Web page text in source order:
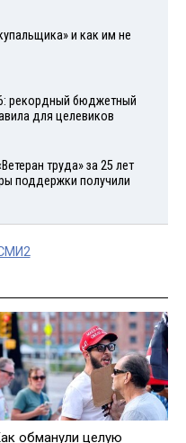
и как им не
рекордный бюджетный
для целевиков
труда» за 25 лет
поддержки получили
обманули целую